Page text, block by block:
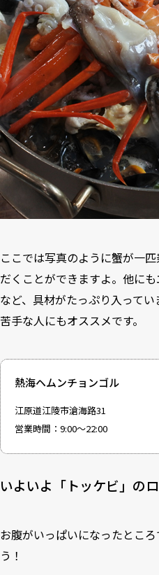
ここでは写真のように蟹が一
だくことができますよ。他に
など、具材がたっぷり入って
苦手な人にもオススメです。
熱海ヘムンチョンゴル
江原道江陵市滄海路31
営業時間：9:00～22:00
いよいよ「トッケビ」の
お腹がいっぱいになったとこ
う！